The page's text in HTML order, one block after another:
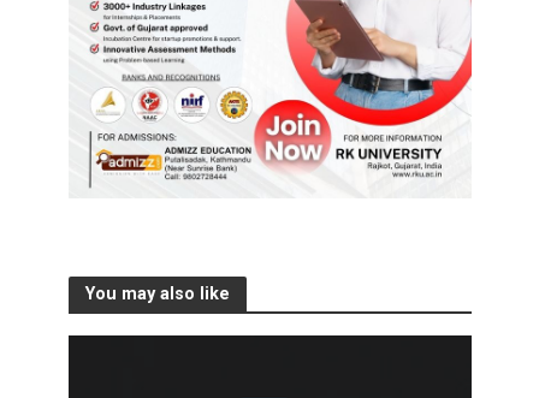
You may also like